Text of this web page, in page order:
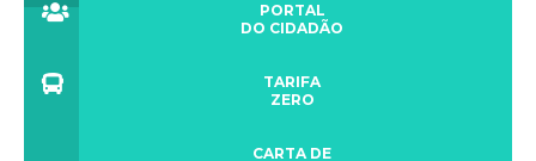
PORTAL
DO CIDADÃO
TARIFA
ZERO
CARTA DE